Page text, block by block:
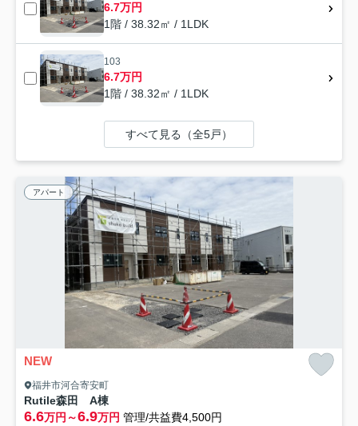
6.7万円
1階 / 38.32㎡ / 1LDK
103
6.7万円
1階 / 38.32㎡ / 1LDK
すべて見る（全5戸）
アパート
NEW
福井市河合寄安町
Rutile森田 A棟
6.6万円～6.9万円 管理/共益費4,500円